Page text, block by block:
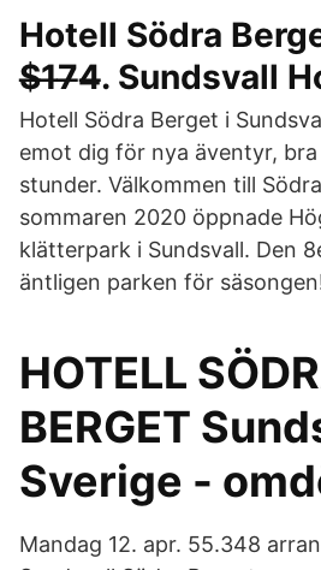
Hotell Södra
$̶1̶7̶4̶. Sundsvall
Hotell Södra Berget i
emot dig för nya äventyr,
stunder. Välkommen till
sommaren 2020 öppnade
klätterpark i Sundsvall. Den
äntligen parken för
HOTELL
BERGET
Sverige -
Mandag 12. apr. 55.348